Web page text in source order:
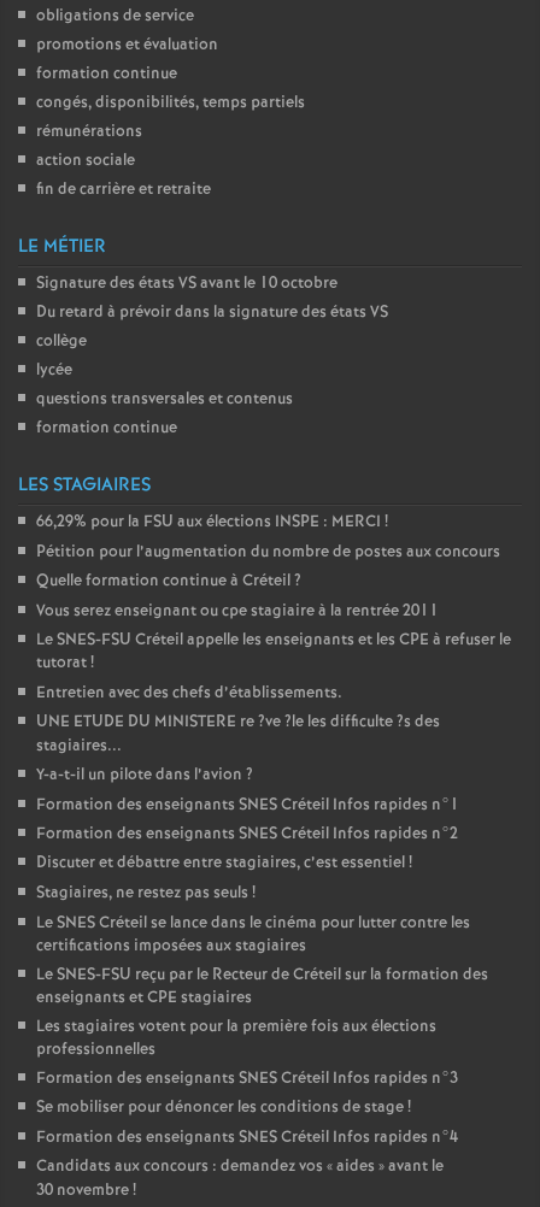
obligations de service
promotions et évaluation
formation continue
congés, disponibilités, temps partiels
rémunérations
action sociale
fin de carrière et retraite
LE MÉTIER
Signature des états VSavant le 10 octobre
Du retard à prévoir dans la signature des états VS
collège
lycée
questions transversales et contenus
formation continue
LES STAGIAIRES
66,29% pour la FSU aux élections INSPE : MERCI !
Pétition pour l’augmentation du nombre de postes aux concours
Quelle formation continue à Créteil?
Vous serez enseignant ou cpe stagiaire à la rentrée 2011
LeSNES-FSU Créteil appelle les enseignants et les CPE à refuser le
tutorat!
Entretien avec des chefs d’établissements.
UNE ETUDE DU MINISTERE re?ve?le les difficulte?s des
stagiaires...
Y-a-t-il un pilote dans l’avion ?
Formation des enseignants SNESCréteil Infos rapides n°1
Formation des enseignants SNESCréteil Infos rapides n°2
Discuter et débattre entre stagiaires, c’est essentiel!
Stagiaires, ne restez pas seuls !
LeSNESCréteil se lance dans le cinéma pour lutter contre les
certifications imposées aux stagiaires
LeSNES-FSU reçu par le Recteur de Créteil sur la formation des
enseignants etCPE stagiaires
Les stagiaires votent pour la première fois aux élections
professionnelles
Formation des enseignants SNESCréteil Infos rapides n°3
Se mobiliser pour dénoncer les conditions de stage!
Formation des enseignants SNESCréteil Infos rapides n°4
Candidats aux concours : demandez vos «aides » avant le
30 novembre!